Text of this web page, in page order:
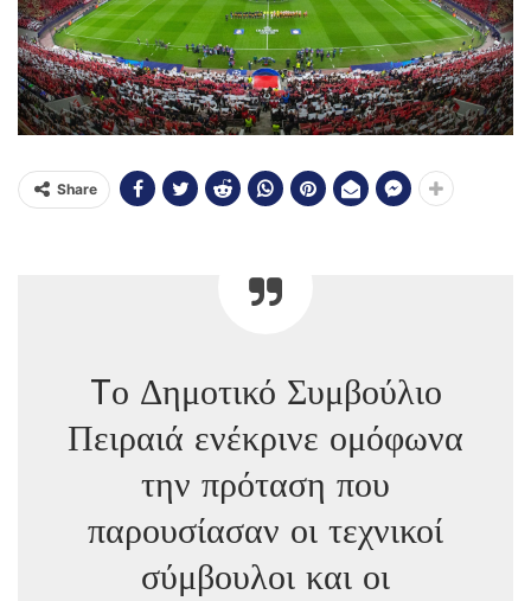
Share
Tο Δημοτικό Συμβούλιο
Πειραιά ενέκρινε ομόφωνα
την πρόταση που
παρουσίασαν οι τεχνικοί
σύμβουλοι και οι